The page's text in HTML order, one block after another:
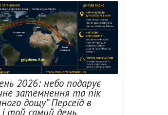
2026: небо подарує
затемнення та пік
дощу” Персеїд в
той самий день